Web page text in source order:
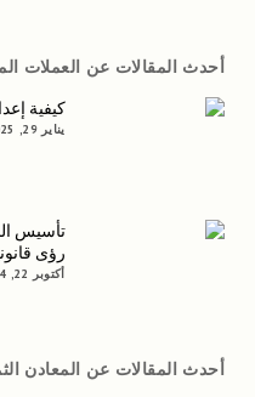
أحدث المقالات عن العملات
كيفية
يناير 29, 2025
رؤى
أكتوبر 22, 2024
أحدث المقالات عن المعادن